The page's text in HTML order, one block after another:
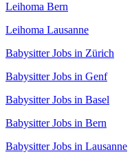
Leihoma Bern
Leihoma Lausanne
Babysitter Jobs in Zürich
Babysitter Jobs in Genf
Babysitter Jobs in Basel
Babysitter Jobs in Bern
Babysitter Jobs in Lausanne